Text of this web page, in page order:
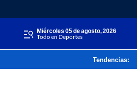
miércoles 05 de agosto, 2026
Todo en Deportes
Tendencias: